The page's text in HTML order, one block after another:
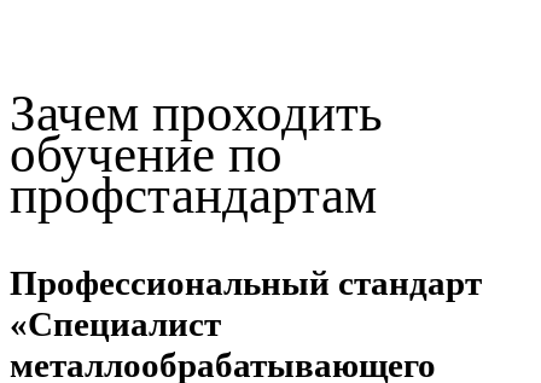
Зачем проходить
обучение по
профстандартам
Профессиональный стандарт
«Специалист
металлообрабатывающего